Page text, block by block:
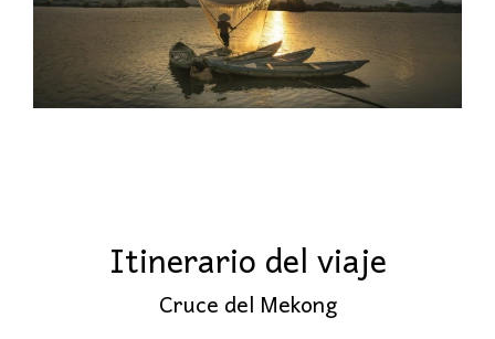
Itinerario del viaje
Cruce del Mekong